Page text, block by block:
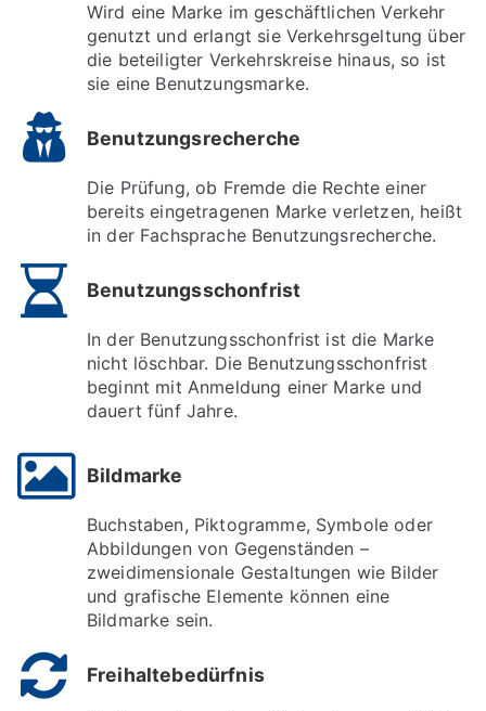
Wird eine Marke im geschäftlichen Verkehr
genutzt und erlangt sie Verkehrsgeltung über
die beteiligter Verkehrskreise hinaus, so ist
sie eine Benutzungsmarke.
Benutzungsrecherche
Die Prüfung, ob Fremde die Rechte einer
bereits eingetragenen Marke verletzen, heißt
in der Fachsprache Benutzungsrecherche.
Benutzungsschonfrist
In der Benutzungsschonfrist ist die Marke
nicht löschbar. Die Benutzungsschonfrist
beginnt mit Anmeldung einer Marke und
dauert fünf Jahre.
Bildmarke
Buchstaben, Piktogramme, Symbole oder
Abbildungen von Gegenständen –
zweidimensionale Gestaltungen wie Bilder
und grafische Elemente können eine
Bildmarke sein.
Freihaltebedürfnis